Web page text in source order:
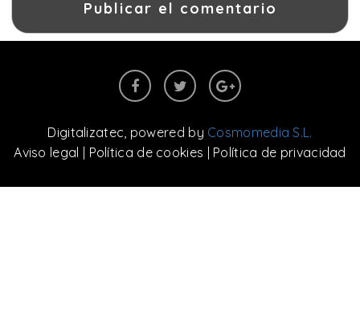
Digitalizatec , powered by Cosmomedia S.L.
Aviso legal | Política de cookies | Política de privacidad